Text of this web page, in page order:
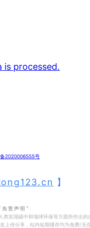
is processed.
2020006555号
】
免 责 声 明 ⌝
实现碳中和地球环保等方面所作出的
上传分享，站内短期缓存均为免费/无